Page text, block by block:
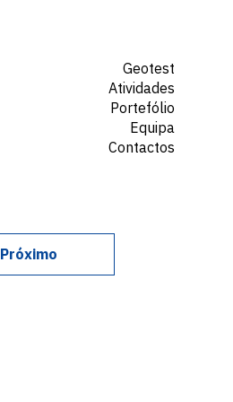
Geotest
Atividades
Portefólio
Equipa
Contactos
Próximo